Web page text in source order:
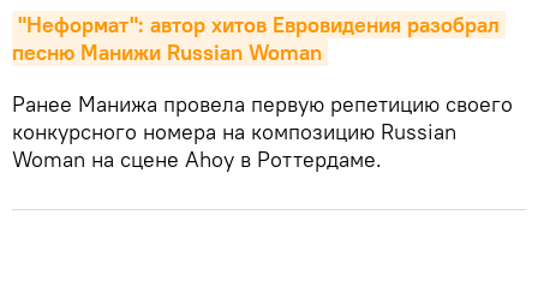
"Неформат": автор хитов Евровидения разобрал
песню Манижи Russian Woman
Ранее Манижа провела первую репетицию своего
конкурсного номера на композицию Russian
Woman на сцене Ahoy в Роттердаме.